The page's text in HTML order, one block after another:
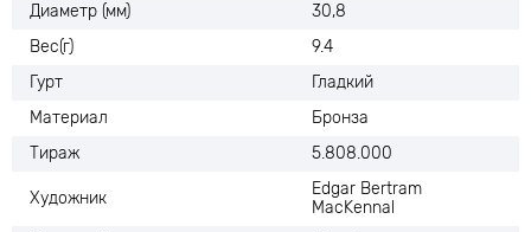
Диаметр (мм)
30,8
Вес(г)
9.4
Гурт
Гладкий
Материал
Бронза
Тираж
5.808.000
Художник
Edgar Bertram
MacKennal